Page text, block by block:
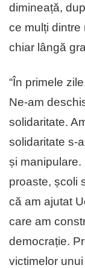
dimineață,
ce mulți
chiar lângă
“În primele
Ne-am
solidaritate.
solidaritate s-
și
proaste, școli
că am ajutat
care am
democrație.
victimelor